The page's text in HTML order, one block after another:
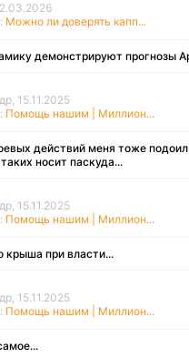
Можно ли доверять капп...
демонстрируют прогнозы
15.11.2025
Помощь нашим | Миллион...
действий меня тоже
носит паскуда...
15.11.2025
Помощь нашим | Миллион...
крыша при власти...
15.11.2025
Помощь нашим | Миллион...